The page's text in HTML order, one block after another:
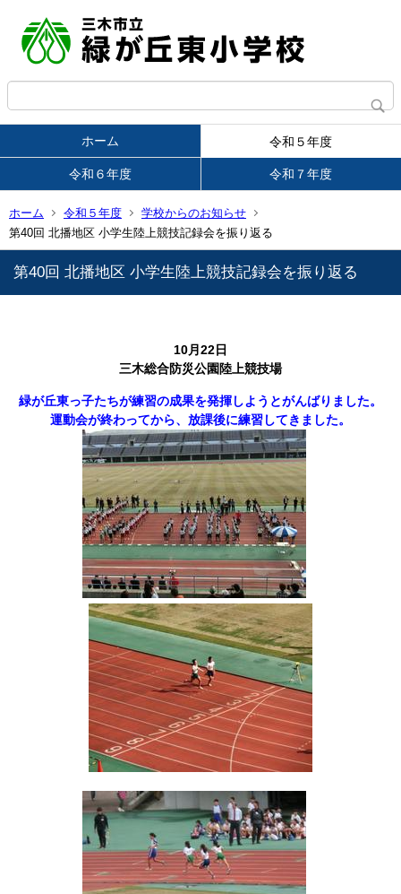
ホーム 令和５年度
令和６年度 令和７年度
ホーム 令和５年度
学校からのお知らせ
第40回 北播地区 小学生陸上競技記録会を振り返る
第40回 北播地区 小学生陸上競技記録会を振り返る
10月22日
三木総合防災公園陸上競技場
緑が丘東っ子たちが練習の成果を発揮しようとがんばりました。
運動会が終わってから、放課後に練習してきました。